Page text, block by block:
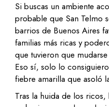
Si buscas un ambiente
probable que San Telmo
barrios de Buenos Aires
familias más ricas y
que tuvieron que
Eso sí, solo lo
fiebre amarilla que asoló
Tras la huida de los